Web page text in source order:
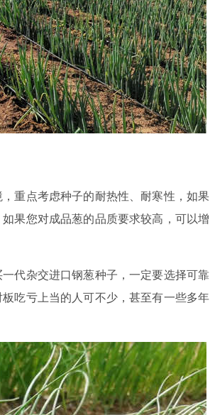
重点考虑种子的耐热性、耐寒性，如果
果您对成品葱的品质要求较高，可以增
代杂交进口钢葱种子，一定要选择可靠
吃亏上当的人可不少，甚至有一些多年